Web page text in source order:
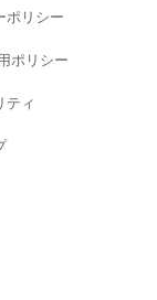
ポリシー
ポリシー
ティ